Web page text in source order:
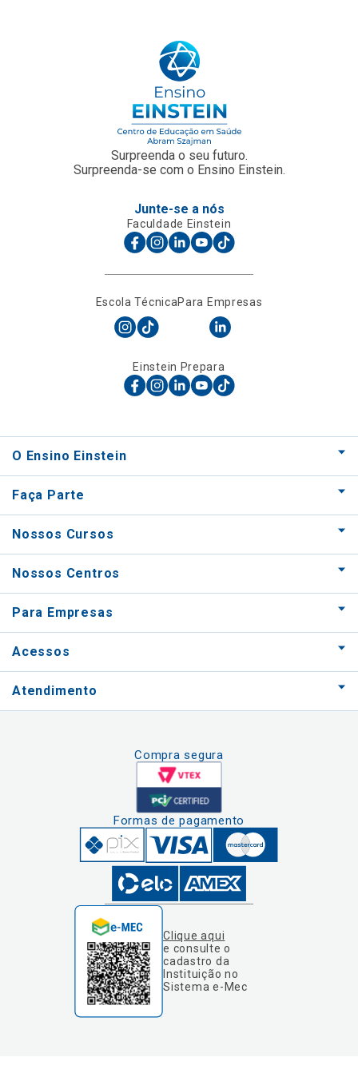
Surpreenda o seu futuro.
Surpreenda-se com o Ensino Einstein.
Junte-se a nós
Faculdade Einstein
Escola TécnicaPara Empresas
Einstein Prepara
O Ensino Einstein
Faça Parte
Nossos Cursos
Nossos Centros
Para Empresas
Acessos
Atendimento
Compra segura
Formas de pagamento
Clique aqui
e consulte o
cadastro da
Instituição no
Sistema e-Mec